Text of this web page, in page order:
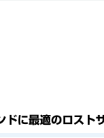
ドに最適のロスト